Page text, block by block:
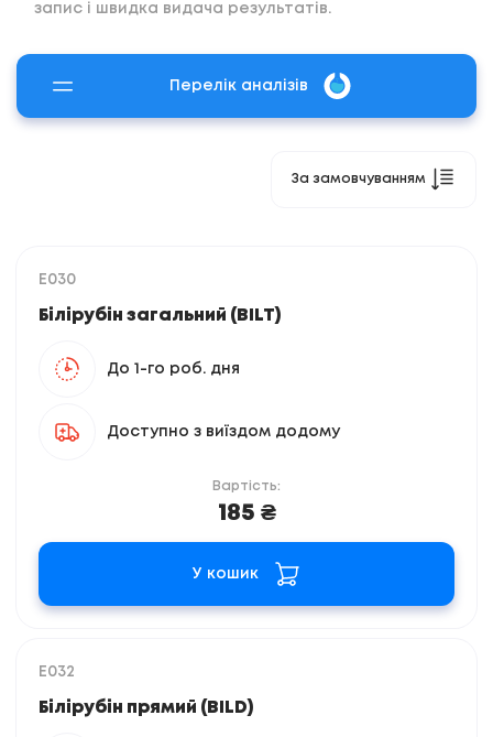
запис і швидка видача результатів.
Перелік аналізів
За замовчуванням
E030
Білірубін загальний (BILT)
До 1-го роб. дня
Доступно з виїздом додому
Вартість:
185 ₴
У кошик
E032
Білірубін прямий (BILD)